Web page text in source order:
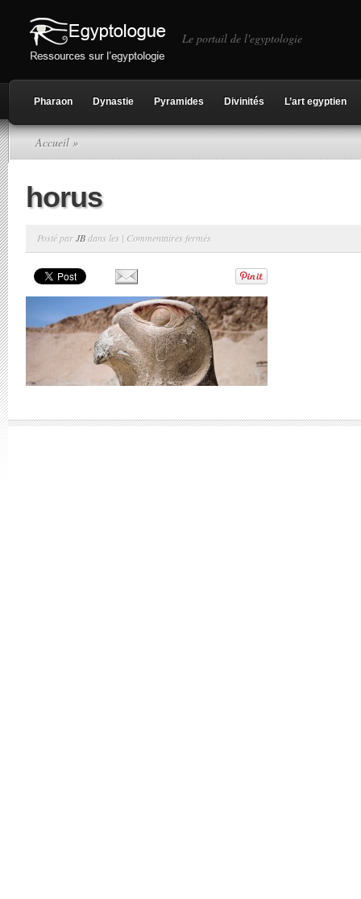
Le portail de l'egyptologie
Pharaon Dynastie Pyramides Divinités L’art egyptien
Accueil»
horus
Posté parJBdans les | Commentaires fermés
horus